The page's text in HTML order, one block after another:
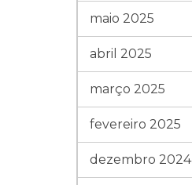
maio 2025
abril 2025
março 2025
fevereiro 2025
dezembro 2024